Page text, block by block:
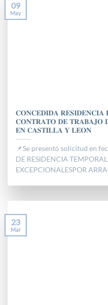
𝐂𝐎𝐍𝐂𝐄𝐃𝐈𝐃𝐀
𝐂𝐎𝐍𝐓𝐑𝐀𝐓𝐎 𝐃𝐄 𝐓𝐑𝐀𝐁𝐀𝐉𝐎
𝐄𝐍 𝐂𝐀𝐒𝐓𝐈𝐋𝐋𝐀 𝐘 𝐋𝐄𝐎𝐍
📌Se presentó solicitud en
DE RESIDENCIA
EXCEPCIONALESPOR
09
May
23
Mar